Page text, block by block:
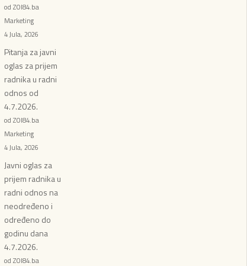
od ZOI84.ba
Marketing
4 Jula, 2026
Pitanja za javni
oglas za prijem
radnika u radni
odnos od
4.7.2026.
od ZOI84.ba
Marketing
4 Jula, 2026
Javni oglas za
prijem radnika u
radni odnos na
neodređeno i
određeno do
godinu dana
4.7.2026.
od ZOI84.ba